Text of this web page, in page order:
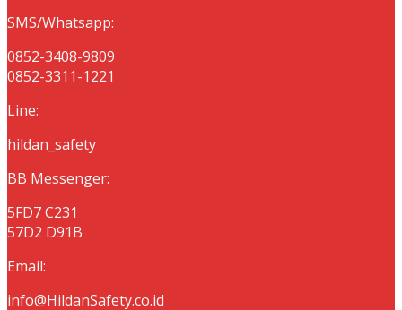
SMS/Whatsapp:
0852-3408-9809
0852-3311-1221
Line:
hildan_safety
BB Messenger:
5FD7 C231
57D2 D91B
Email:
info@HildanSafety.co.id